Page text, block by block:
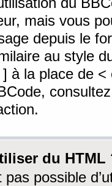
mais vous
depuis le
au style
à la place de <
du HTML
pas possible